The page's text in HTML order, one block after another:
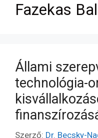
Fazekas
Állami
technológia-
Szerző: Dr. Becsky-